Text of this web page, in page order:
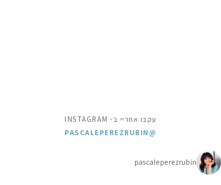
עקבו אחריי ב- INSTAGRAM
@PASCALEPEREZRUBIN
pascaleperezrubin